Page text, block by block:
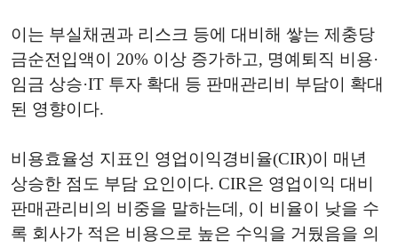
이는 부실채권과 리스크 등에 대비해 쌓는 제충당
금순전입액이 20% 이상 증가하고, 명예퇴직 비용·
임금 상승·IT 투자 확대 등 판매관리비 부담이 확대
된 영향이다.
비용효율성 지표인 영업이익경비율(CIR)이 매년
상승한 점도 부담 요인이다. CIR은 영업이익 대비
판매관리비의 비중을 말하는데, 이 비율이 낮을 수
록 회사가 적은 비용으로 높은 수익을 거뒀음을 의